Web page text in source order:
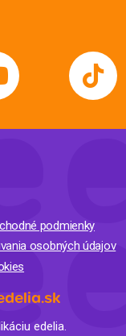
podmienky
osobných údajov
edelia.